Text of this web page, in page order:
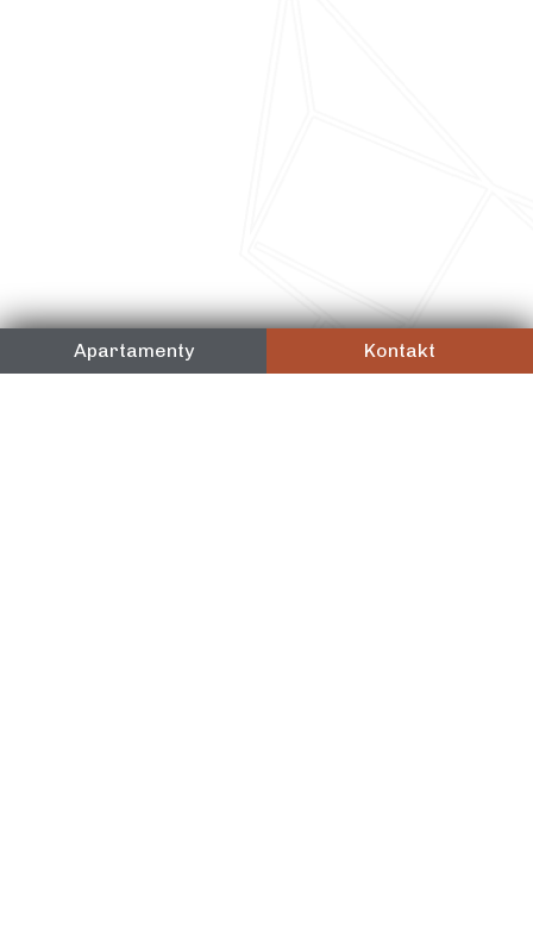
Apartamenty Kontakt